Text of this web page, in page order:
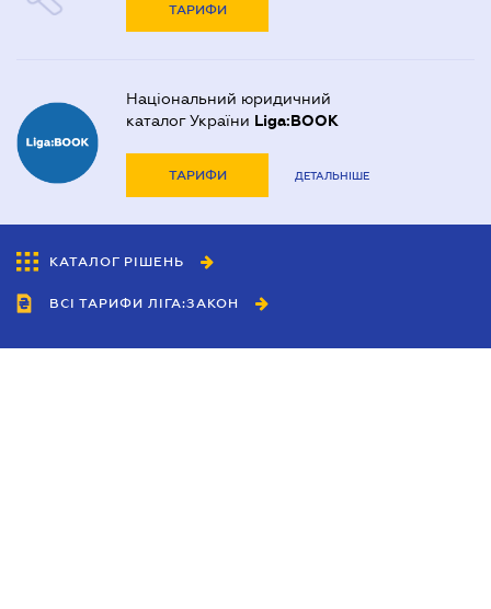
ТАРИФИ
Національний юридичний
каталог України Liga:BOOK
ТАРИФИ ДЕТАЛЬНІШЕ
КАТАЛОГ РІШЕНЬ
ВСІ ТАРИФИ ЛІГА:ЗАКОН